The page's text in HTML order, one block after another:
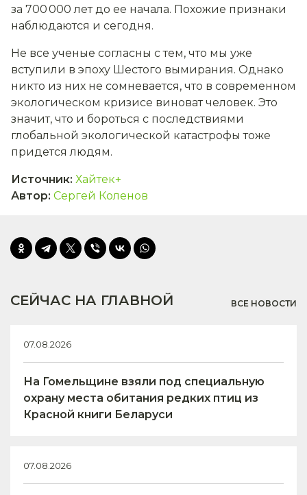
за 700 000 лет до ее начала. Похожие признаки
наблюдаются и сегодня.
Не все ученые согласны с тем, что мы уже
вступили в эпоху Шестого вымирания. Однако
никто из них не сомневается, что в современном
экологическом кризисе виноват человек. Это
значит, что и бороться с последствиями
глобальной экологической катастрофы тоже
придется людям.
Источник: Хайтек+
Автор: Сергей Коленов
СЕЙЧАС НА ГЛАВНОЙ ВСЕ НОВОСТИ
07.08.2026
На Гомельщине взяли под специальную
охрану места обитания редких птиц из
Красной книги Беларуси
07.08.2026